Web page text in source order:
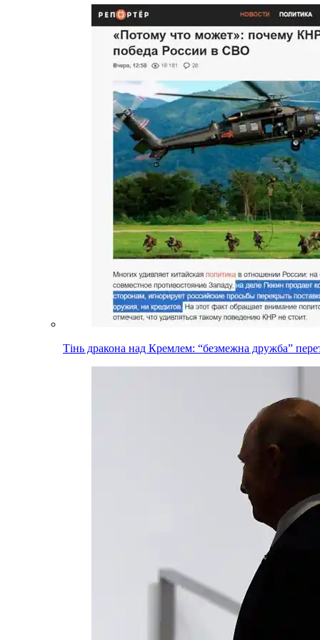
Тінь дракона над Кремлем: “безмежна дружба”